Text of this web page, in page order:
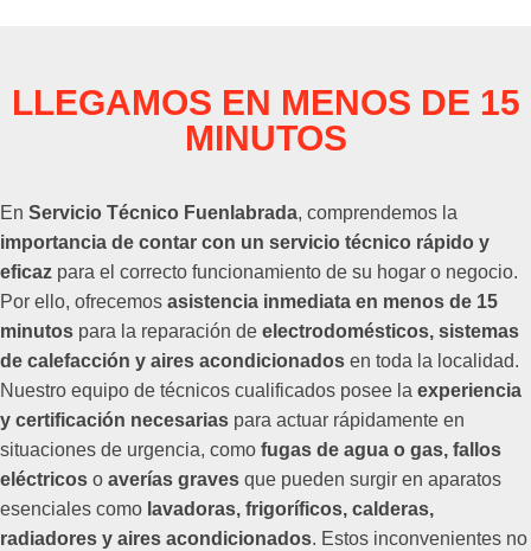
LLEGAMOS EN MENOS DE 15
MINUTOS
En Servicio Técnico Fuenlabrada, comprendemos la
importancia de contar con un servicio técnico rápido y
eficaz para el correcto funcionamiento de su hogar o negocio.
Por ello, ofrecemos asistencia inmediata en menos de 15
minutos para la reparación de electrodomésticos, sistemas
de calefacción y aires acondicionados en toda la localidad.
Nuestro equipo de técnicos cualificados posee la experiencia
y certificación necesarias para actuar rápidamente en
situaciones de urgencia, como fugas de agua o gas, fallos
eléctricos o averías graves que pueden surgir en aparatos
esenciales como lavadoras, frigoríficos, calderas,
radiadores y aires acondicionados. Estos inconvenientes no